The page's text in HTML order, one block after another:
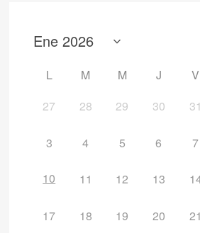
L M M J V
27
28 29 30 31
3 4 5 6 7
10 11 12 13
17 18 19 20 21